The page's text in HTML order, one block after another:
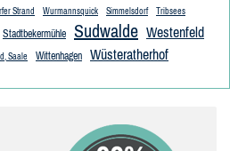
Strand Wurmannsquick Simmelsdorf Tribsees
Stadtbekermühle Sudwalde Westenfeld
Saale Wittenhagen Wüsteratherhof